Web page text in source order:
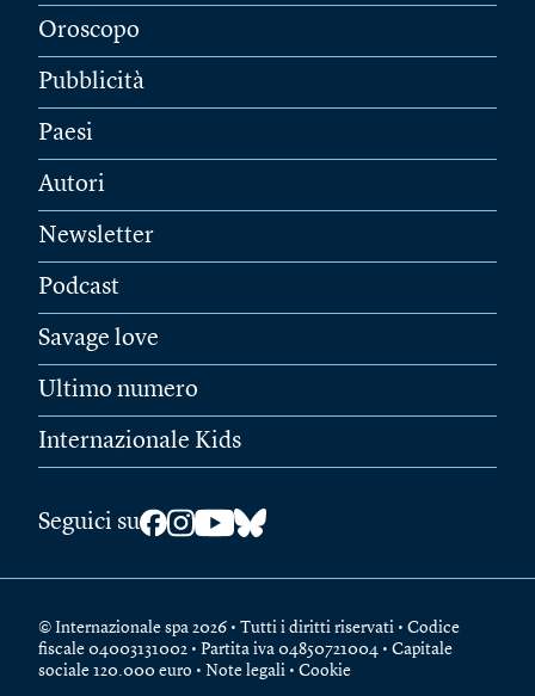
Oroscopo
Pubblicità
Paesi
Autori
Newsletter
Podcast
Savage love
Ultimo numero
Internazionale Kids
Seguici su
© Internazionale spa 2026 • Tutti i diritti riservati • Codice
fiscale 04003131002 • Partita iva 04850721004 • Capitale
sociale 120.000 euro • Note legali • Cookie